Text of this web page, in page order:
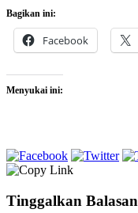
Bagikan ini:
Facebook
Menyukai ini:
Tinggalkan Balasan